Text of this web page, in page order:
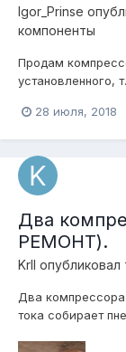
Igor_Prinse
компоненты
Продам
установленного,
28 июля, 2018
Два
РЕМОНТ).
Krll опубликовал
Два
тока собирает